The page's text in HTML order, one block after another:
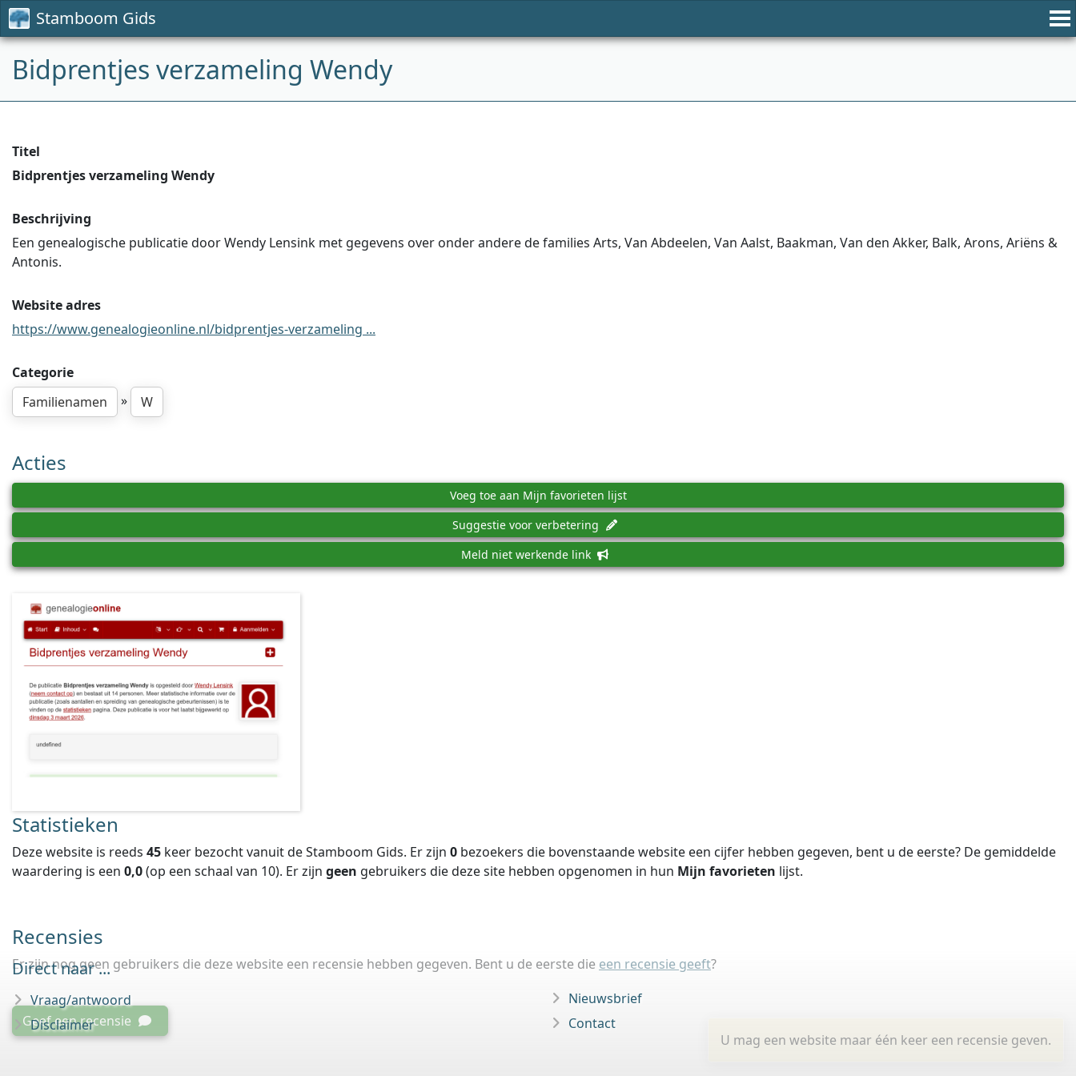
Stamboom Gids
Bidprentjes verzameling Wendy
Titel
Bidprentjes verzameling Wendy
Beschrijving
Een genealogische publicatie door Wendy Lensink met gegevens over onder andere de families Arts, Van Abdeelen, Van Aalst, Baakman, Van den Akker, Balk, Arons, Ariëns &
Antonis.
Website adres
https://www.genealogieonline.nl/bidprentjes-verzameling ...
Categorie
Familienamen
» W
Acties
Voeg toe aan Mijn favorieten lijst
Suggestie voor verbetering
Meld niet werkende link
Statistieken
Deze website is reeds 45 keer bezocht vanuit de Stamboom Gids. Er zijn 0 bezoekers die bovenstaande website een cijfer hebben gegeven, bent u de eerste? De gemiddelde
waardering is een 0,0(op een schaal van 10). Er zijn geen gebruikers die deze site hebben opgenomen in hun Mijn favorieten lijst.
Recensies
Er zijn nog geen gebruikers die deze website een recensie hebben gegeven. Bent u de eerste die een recensie geeft?
U mag een website maar één keer een recensie geven.
Geef een recensie
Direct naar ...
Vraag/antwoord
Disclaimer
Nieuwsbrief
Contact